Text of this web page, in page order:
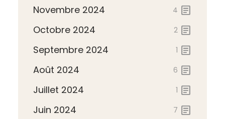
Novembre 2024 4 article
Octobre 2024 2 article
Septembre 2024 1 article
Août 2024 6 article
Juillet 2024 1 article
Juin 2024 7 article